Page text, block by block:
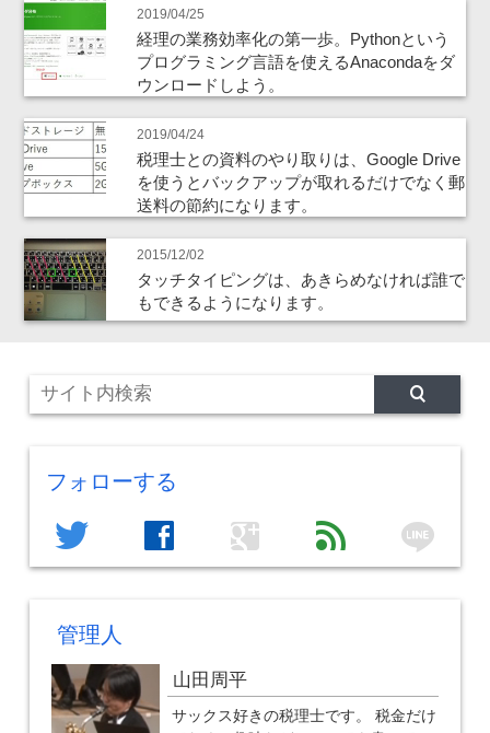
2019/04/25
経理の業務効率化の第一歩。Pythonという
プログラミング言語を使えるAnacondaをダ
ウンロードしよう。
2019/04/24
税理士との資料のやり取りは、Google Drive
を使うとバックアップが取れるだけでなく郵
送料の節約になります。
2015/12/02
タッチタイピングは、あきらめなければ誰で
もできるようになります。
フォローする
twitter facebook google feed line
管理人
山田周平
サックス好きの税理士です。 税金だけ